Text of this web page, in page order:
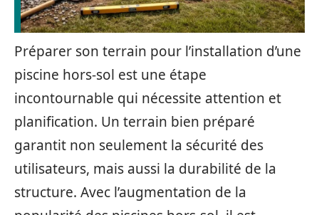
Préparer son terrain pour l’installation d’une
piscine hors-sol est une étape
incontournable qui nécessite attention et
planification. Un terrain bien préparé
garantit non seulement la sécurité des
utilisateurs, mais aussi la durabilité de la
structure. Avec l’augmentation de la